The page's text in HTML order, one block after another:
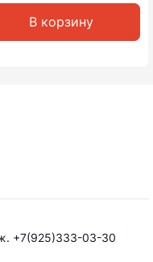
В корзину
+7(925)333-03-30